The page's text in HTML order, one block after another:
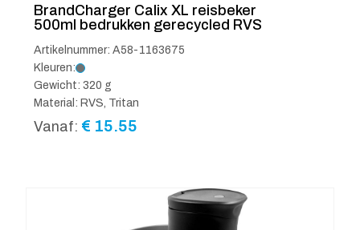
BrandCharger Calix XL reisbeker
500ml bedrukken gerecycled RVS
Artikelnummer: A58-1163675
Kleuren:
Gewicht: 320 g
Material: RVS, Tritan
Vanaf: € 15.55